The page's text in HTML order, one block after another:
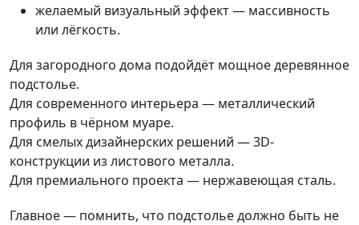
желаемый визуальный эффект — массивность
или лёгкость.
Для загородного дома подойдёт мощное деревянное
подстолье.
Для современного интерьера — металлический
профиль в чёрном муаре.
Для смелых дизайнерских решений — 3D-
конструкции из листового металла.
Для премиального проекта — нержавеющая сталь.
Главное — помнить, что подстолье должно быть не